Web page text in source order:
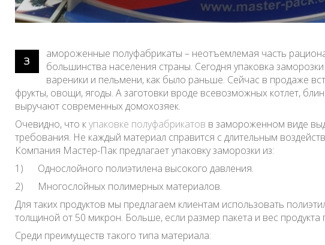
З
амороженные полуфабрикаты – неотъемлемая часть
большинства населения страны. Сегодня упаковка
вареники и пельмени, как было раньше. Сейчас в продаже
фрукты, овощи, ягоды. А заготовки вроде всевозможных котлет,
выручают современных домохозяек.
Очевидно, что купаковке полуфабрикатов в замороженном виде
требования. Не каждый материал справится с длительным
Компания Мастер-Пак предлагает упаковку заморозки из:
1) Однослойного полиэтилена высокого давления.
2) Многослойных полимерных материалов.
Для таких продуктов мы предлагаем клиентам использовать
толщиной от 50 микрон. Больше, если размер пакета и вес продукта
Среди преимуществ такого типа материала: